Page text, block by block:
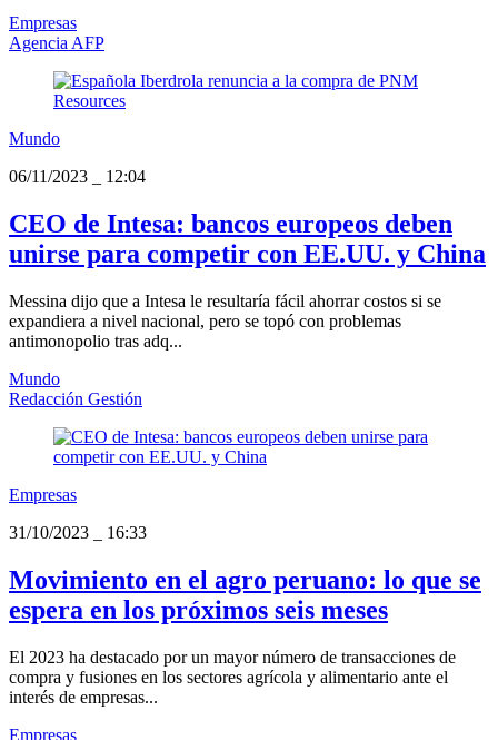
Empresas
Agencia AFP
Mundo
06/11/2023
12:04
CEO de Intesa: bancos europeos deben
unirse para competir con EE.UU. y China
Messina dijo que a Intesa le resultaría fácil ahorrar costos si se
expandiera a nivel nacional, pero se topó con problemas
antimonopolio tras adq...
Mundo
Redacción Gestión
Empresas
31/10/2023
16:33
Movimiento en el agro peruano: lo que se
espera en los próximos seis meses
El 2023 ha destacado por un mayor número de transacciones de
compra y fusiones en los sectores agrícola y alimentario ante el
interés de empresas...
Empresas